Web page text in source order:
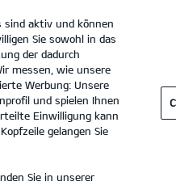
GmbH Tel. :0551 -
sind aktiv und können
Sie sowohl in das
der dadurch
messen, wie unsere
Werbung: Unsere
und spielen Ihnen
Einwilligung kann
gelangen Sie
Sie in unserer